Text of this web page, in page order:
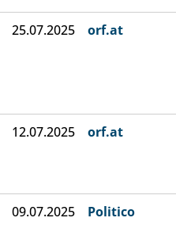
25.07.2025 orf.at
12.07.2025 orf.at
09.07.2025 Politico